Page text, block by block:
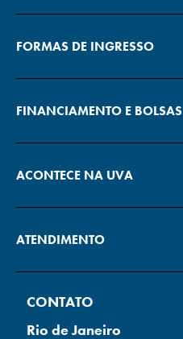
FORMAS DE INGRESSO
FINANCIAMENTO E BOLSAS
ACONTECE NA UVA
ATENDIMENTO
CONTATO
Rio de Janeiro